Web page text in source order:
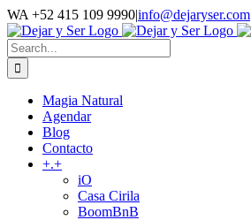
Skip
to
content
WA +52 415 109 9990|info@dejaryser.com
Facebook
Instagram
YouTube
Email
Blogger
WhatsApp
LinkedIn
Search
for:
Magia Natural
Agendar
Blog
Contacto
+.+
iO
Casa Cirila
BoomBnB